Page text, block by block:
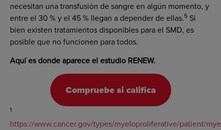
necesitan una transfusión de sangre en algún momento, y
entre el 30 % y el 45 % llegan a depender de ellas.5 Si
bien existen tratamientos disponibles para el SMD, es
posible que no funcionen para todos.
Aquí es donde aparece el estudio RENEW.
Compruebe si califica
1
https://www.cancer.gov/types/myeloproliferative/patient/